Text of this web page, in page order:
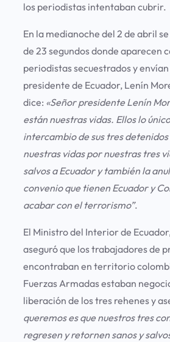
los periodistas intentaban cubrir.
En la medianoche del 2 de abril
de 23 segundos donde aparecen
periodistas secuestrados y
presidente de Ecuador, Lenín
dice: «Señor presidente Lenín
están nuestras vidas. Ellos lo
intercambio de sus tres
nuestras vidas por nuestras tres
salvos a Ecuador y también la
convenio que tienen Ecuador y
acabar con el terrorismo”.
El Ministro del Interior de
aseguró que los trabajadores de
encontraban en territorio
Fuerzas Armadas estaban
liberación de los tres rehenes y
queremos es que nuestros tres
regresen y retornen sanos y